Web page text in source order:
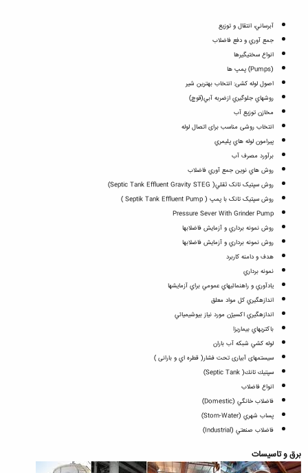
آبرساني، انتقال و توزيع
جمع آوري و دفع فاضلاب
انواع سختيگيرها
(Pumps) پمپ ها
اصول لوله کشی: انتخاب بهترین شیر
روشهاي جلوگيري ازضربه آبي(قوچ)
مخازن توزيع آب
انتخاب روشی مناسب برای اتصال لوله
پيرامون لوله هاي پليمري
برآورد مصرف آب
روش هاي نوين جمع آوري فاضلاب
روش سپتيک تانک ثقلي( Septic Tank Effluent Gravity STEG)
روش سپتيک تانک با پمپ ( Septik Tank Effluent Pump )
Pressure Sever With Grinder Pump
روش نمونه برداري و آزمايش فاضلابها
روش نمونه برداري و آزمايش فاضلابها
هدف و دامنه كاربرد
نمونه برداري
يادآوري و راهنمائيهاي عمومي براي آزمايشها
اندازه‏گيري كل مواد معلق
اندازه‏گيري اكسيژن مورد نياز بيوشيميائي
باكتريهاي بيماريزا
لوله كشي شبكه آب باران
سيستمهای آبياری تحت فشار( قطره اي و بارانی )
سپتيك تانك( Septic Tank)
انواع فاضلاب
فاضلاب خانگي (Domestic)
پساب شهري (Storn-Water)
فاضلاب صنعتي (Industrial)
برق و تاسيسات